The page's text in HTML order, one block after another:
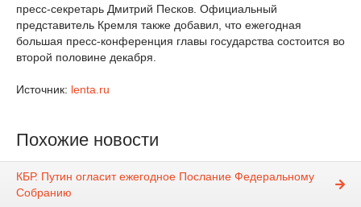
пресс-секретарь Дмитрий Песков. Официальный
представитель Кремля также добавил, что ежегодная
большая пресс-конференция главы государства состоится во
второй половине декабря.
Источник: lenta.ru
Похожие новости
КБР. Путин огласит ежегодное Послание Федеральному
Собранию